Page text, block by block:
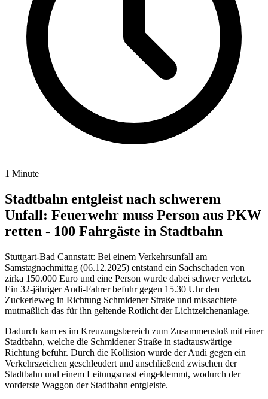
1 Minute
Stadtbahn entgleist nach schwerem
Unfall: Feuerwehr muss Person aus PKW
retten - 100 Fahrgäste in Stadtbahn
Stuttgart-Bad Cannstatt: Bei einem Verkehrsunfall am
Samstagnachmittag (06.12.2025) entstand ein Sachschaden von
zirka 150.000 Euro und eine Person wurde dabei schwer verletzt.
Ein 32-jähriger Audi-Fahrer befuhr gegen 15.30 Uhr den
Zuckerleweg in Richtung Schmidener Straße und missachtete
mutmaßlich das für ihn geltende Rotlicht der Lichtzeichenanlage.
Dadurch kam es im Kreuzungsbereich zum Zusammenstoß mit einer
Stadtbahn, welche die Schmidener Straße in stadtauswärtige
Richtung befuhr. Durch die Kollision wurde der Audi gegen ein
Verkehrszeichen geschleudert und anschließend zwischen der
Stadtbahn und einem Leitungsmast eingeklemmt, wodurch der
vorderste Waggon der Stadtbahn entgleiste.